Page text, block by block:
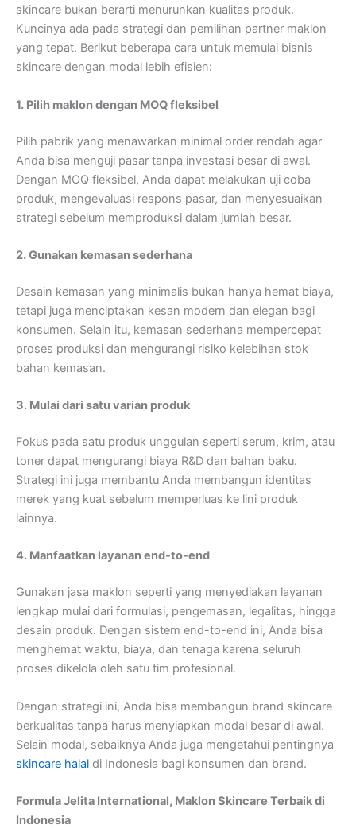
skincare bukan berarti menurunkan kualitas produk.
Kuncinya ada pada strategi dan pemilihan partner maklon
yang tepat. Berikut beberapa cara untuk memulai bisnis
skincare dengan modal lebih efisien:
1. Pilih maklon dengan MOQ fleksibel
Pilih pabrik yang menawarkan minimal order rendah agar
Anda bisa menguji pasar tanpa investasi besar di awal.
Dengan MOQ fleksibel, Anda dapat melakukan uji coba
produk, mengevaluasi respons pasar, dan menyesuaikan
strategi sebelum memproduksi dalam jumlah besar.
2. Gunakan kemasan sederhana
Desain kemasan yang minimalis bukan hanya hemat biaya,
tetapi juga menciptakan kesan modern dan elegan bagi
konsumen. Selain itu, kemasan sederhana mempercepat
proses produksi dan mengurangi risiko kelebihan stok
bahan kemasan.
3. Mulai dari satu varian produk
Fokus pada satu produk unggulan seperti serum, krim, atau
toner dapat mengurangi biaya R&D dan bahan baku.
Strategi ini juga membantu Anda membangun identitas
merek yang kuat sebelum memperluas ke lini produk
lainnya.
4. Manfaatkan layanan end-to-end
Gunakan jasa maklon seperti yang menyediakan layanan
lengkap mulai dari formulasi, pengemasan, legalitas, hingga
desain produk. Dengan sistem end-to-end ini, Anda bisa
menghemat waktu, biaya, dan tenaga karena seluruh
proses dikelola oleh satu tim profesional.
Dengan strategi ini, Anda bisa membangun brand skincare
berkualitas tanpa harus menyiapkan modal besar di awal.
Selain modal, sebaiknya Anda juga mengetahui pentingnya
skincare halal di Indonesia bagi konsumen dan brand.
Formula Jelita International, Maklon Skincare Terbaik di
Indonesia